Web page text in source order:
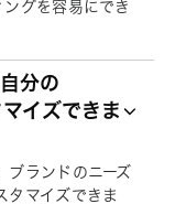
グを容易にでき
分の
イズできま
ブランドのニーズ
タマイズできま